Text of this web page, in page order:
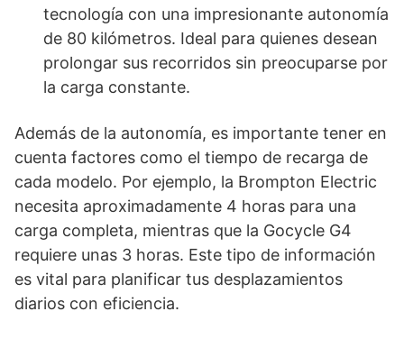
tecnología con una impresionante autonomía
de 80 kilómetros. Ideal para quienes desean
prolongar sus recorridos sin preocuparse por
la carga constante.
Además de la autonomía, es importante tener en
cuenta factores como el tiempo de recarga de
cada modelo. Por ejemplo, la Brompton Electric
necesita aproximadamente 4 horas para una
carga completa, mientras que la Gocycle G4
requiere unas 3 horas. Este tipo de información
es vital para planificar tus desplazamientos
diarios con eficiencia.